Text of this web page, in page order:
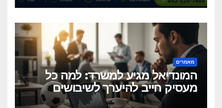
מאמרים
המונדיאל מגיע למשרד: למה כל
מעסיק חייב להיערך לשיבושים
הקרובים